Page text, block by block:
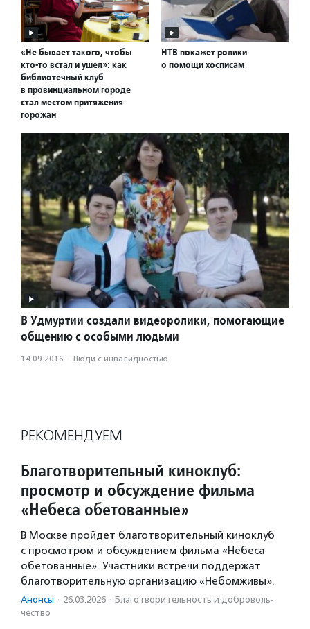
«Не бывает такого, чтобы
кто-то встал и ушел»: как
библиотечный клуб
в провинциальном городе
стал местом притяжения
горожан
НТВ покажет ролики
о помощи хосписам
В Удмуртии создали видеоролики, помогающие
общению с особыми людьми
14.09.2016 · Люди с инвалидностью
РЕКОМЕНДУЕМ
Благотворительный киноклуб:
просмотр и обсуждение фильма
«Небеса обетованные»
В Москве пройдет благотворительный киноклуб
с просмотром и обсуждением фильма «Небеса
обетованные». Участники встречи поддержат
благотворительную организацию «Небомживы».
Анонсы · 26.03.2026 · Благотвори­тель­ность и доброволь­
чест­во